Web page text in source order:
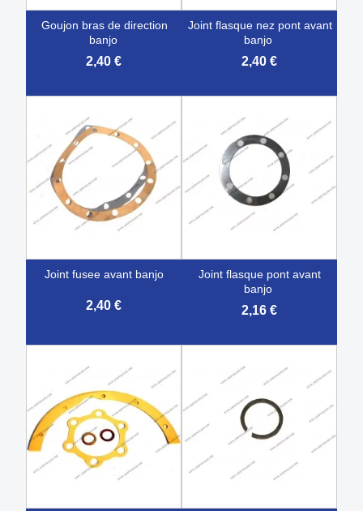
goujon bras de direction
banjo
2,40 €
joint flasque nez pont avant
banjo
2,40 €
joint fusee avant banjo
2,40 €
joint flasque pont avant
banjo
2,16 €